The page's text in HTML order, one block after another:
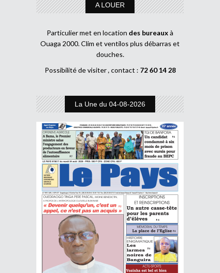
A LOUER
Particulier met en location des bureaux à
Ouaga 2000. Clim et ventilos plus débarras et
douches.
Possibilité de visiter , contact : 72 60 14 28
La Une du 04-08-2026